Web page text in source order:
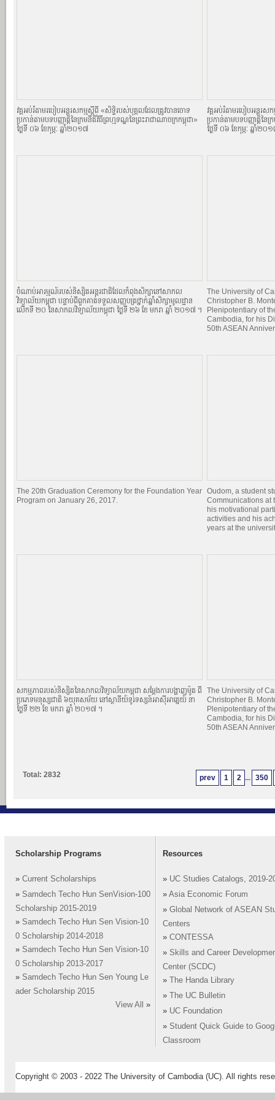
វគ្គអប់រំតាមរបៀបអន្តរសកម្មស្តីពី «សិទិ្ធរបស់បុគ្គលដែលត្រូវបានចោទ
ប្រកាន់តាមបទបញ្ញាតិ្តនៃក្រមនីតិវិធីព្រហ្មទណ្ឌនៃព្រះរាជាណាចក្រកម្ពុជា»
ថ្ងៃទី ០៦ ខែកុម្ភៈ ឆ្នាំ២០១៧
វគ្គអប់រំតាមរបៀបអន្តរ
ប្រកាន់តាមបទបញ្ញាតិ្តនៃ
ថ្ងៃទី ០៦ ខែកុម្ភៈ ឆ្នាំ២០
ចំណាប់អារម្មណ៍របស់និស្សិតអន្តរជាតិដែលកំពុងសិក្សានៅសាកល
វិទ្យាល័យកម្ពុជា បន្ទាប់ពីពួកគាត់ទទួលសញ្ញបត្រថ្នាក់ឆ្នាំសិក្សាមូលដ្ឋាន
លើកទី ២០ នៃសាកលវិទ្យាល័យកម្ពុជា ថ្ងៃទី ២៦ ខែ មករា ឆ្នាំ ២០១៧ ។
The University of
Christopher B.
Plenipotentiary of
Cambodia, for his
50th ASEAN
The 20th Graduation Ceremony for the Foundation Year
Program on January 26, 2017.
Oudom, a student
Communications at
his motivational
activities and his
years at the
សកម្មភាពរបស់និស្សិតនៃសាកលវិទ្យាល័យកម្ពុជា សម្ដែងការបង្ហាញម៉ូត ពី
ប្រភេទមនុស្សជាតិ ៦យុគសម័យ នៅស្ថានីយ៍ទូរទស្សន៍អាស៊ីអាគ្នេយ៍ នា
ថ្ងៃទី ២២ ខែ មករា ឆ្នាំ ២០១៧ ។
The University of
Christopher B.
Plenipotentiary of
Cambodia, for his
50th ASEAN
prev 1 2 ... 350
Total: 2832
Scholarship Programs
» Current Scholarships
» Samdech Techo Hun SenVision-100
Scholarship 2015-2019
» Samdech Techo Hun Sen Vision-10
0 Scholarship 2014-2018
» Samdech Techo Hun Sen Vision-10
0 Scholarship 2013-2017
» Samdech Techo Hun Sen Young Le
ader Scholarship 2015
View All
»
Resources
» UC Studies Catalogs, 2019-
» Asia Economic Forum
» Global Network of ASEAN
Centers
» CONTESSA
» Skills and Career
Center (SCDC)
»
The Handa Library
»
The UC Bulletin
» UC Foundation
» Student Quick Guide to
Classroom
Copyright © 2003 - 2022 The University of Cambodia (UC). All rights